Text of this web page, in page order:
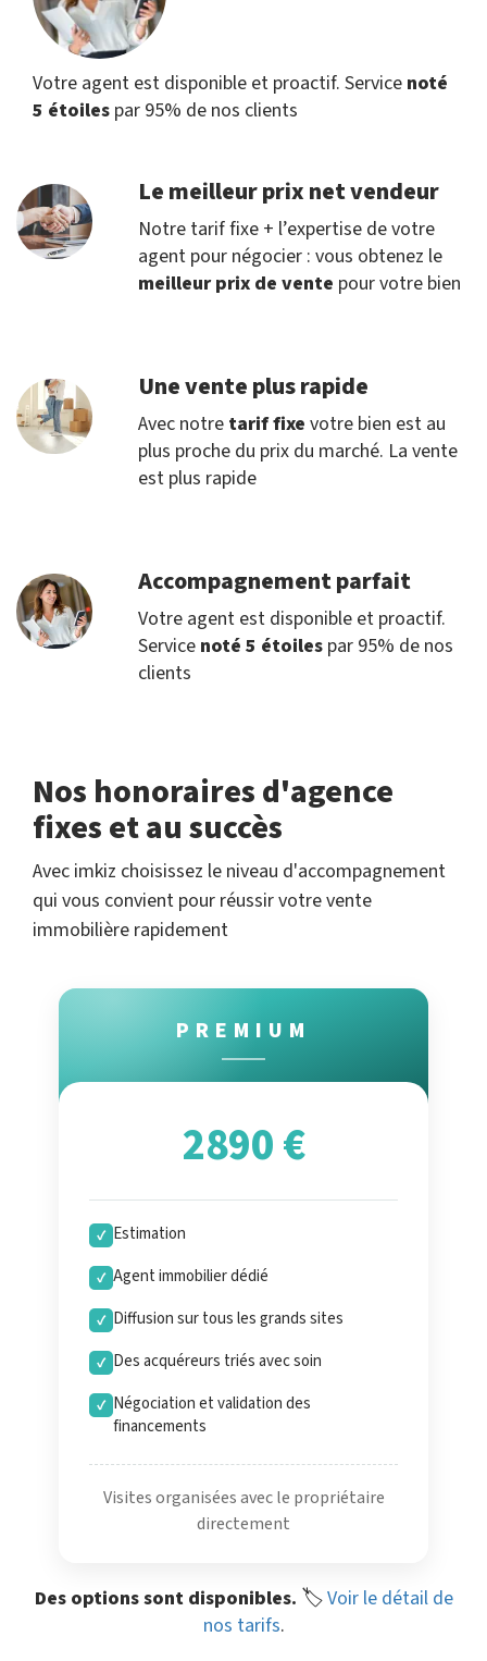
Votre agent est disponible et proactif. Service noté
5 étoiles par 95% de nos clients
Le meilleur prix net vendeur
Notre tarif fixe + l’expertise de votre
agent pour négocier : vous obtenez le
meilleur prix de vente pour votre bien
Une vente plus rapide
Avec notre tarif fixe votre bien est au
plus proche du prix du marché. La vente
est plus rapide
Accompagnement parfait
Votre agent est disponible et proactif.
Service noté 5 étoiles par 95% de nos
clients
Nos honoraires d'agence
fixes et au succès
Avec imkiz choisissez le niveau d'accompagnement
qui vous convient pour réussir votre vente
immobilière rapidement
PREMIUM
2890 €
✓ Estimation
✓ Agent immobilier dédié
✓ Diffusion sur tous les grands sites
✓ Des acquéreurs triés avec soin
✓ Négociation et validation des
financements
Visites organisées avec le propriétaire
directement
Des options sont disponibles. 🏷️Voir le détail de
nos tarifs.